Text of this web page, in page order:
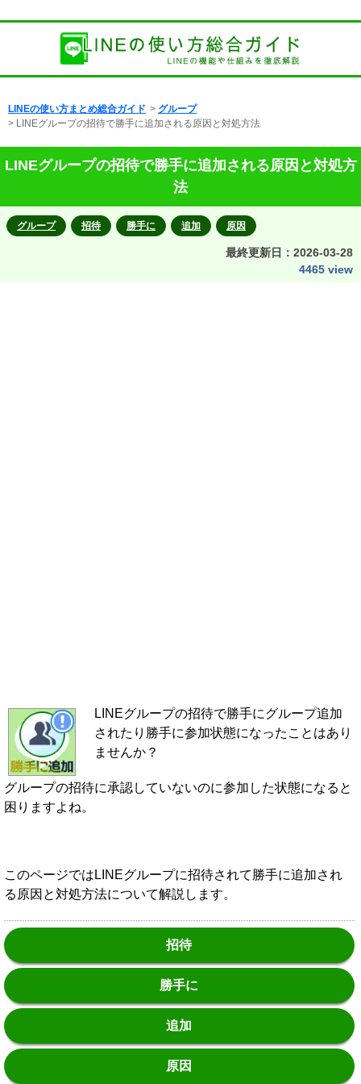
LINEの使い方まとめ総合ガイド > グループ
> LINEグループの招待で勝手に追加される原因と対処方法
LINEグループの招待で勝手に追加される原因と対処方
法
グループ 招待 勝手に 追加 原因
最終更新日： 2026-03-28
4465 view
LINEグループの招待で勝手にグループ追加
されたり勝手に参加状態になったことはあり
ませんか？
グループの招待に承認していないのに参加した状態になると
困りますよね。
このページではLINEグループに招待されて勝手に追加され
る原因と対処方法について解説します。
招待
勝手に
追加
原因